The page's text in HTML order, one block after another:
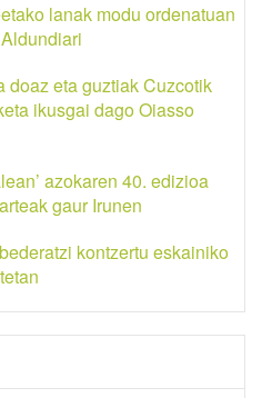
lanak modu ordenatuan
doaz eta guztiak Cuzcotik
ikusgai dago Oiasso
azokaren 40. edizioa
gaur Irunen
kontzertu eskainiko